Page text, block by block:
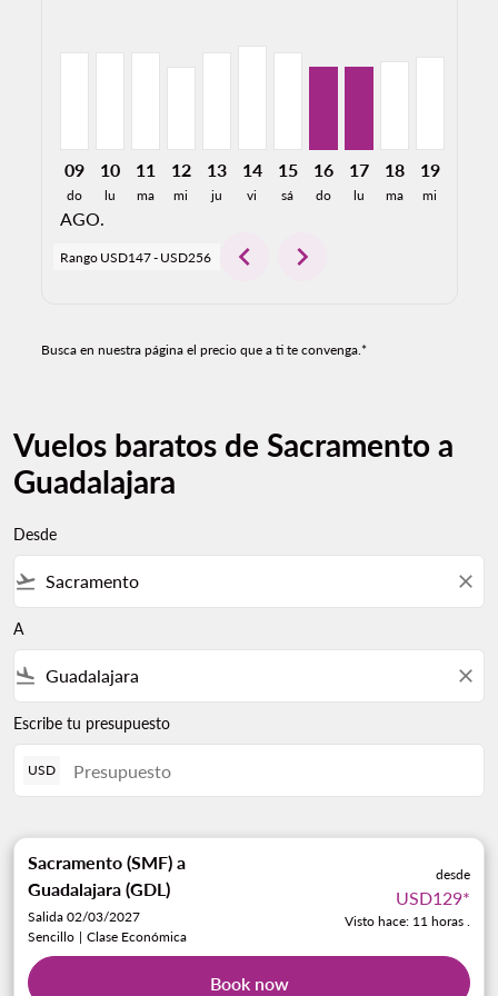
09
do
AGO.
10
lu
11
ma
12
mi
13
ju
14
vi
15
sá
16
do
17
lu
18
ma
19
mi
Rango USD147- USD256 chevron_left chevron_right
Busca en nuestra página el precio que a ti te convenga.*
Vuelos baratos de Sacramento a
Guadalajara
Desde
flight_takeoff close
A
flight_land close
Escribe tu presupuesto
USD
Sacramento (SMF) a
Guadalajara (GDL)
Salida 02/03/2027
Sencillo | Clase Económica
desde
USD129*
Visto hace: 11 horas .
Book now